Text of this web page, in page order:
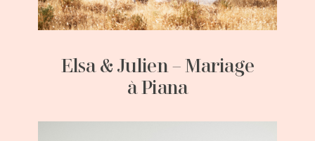
Elsa & Julien – Mariage
à Piana